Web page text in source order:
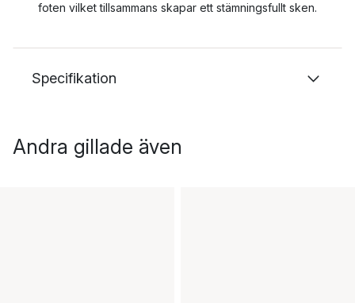
foten vilket tillsammans skapar ett stämningsfullt sken.
Specifikation
Andra gillade även